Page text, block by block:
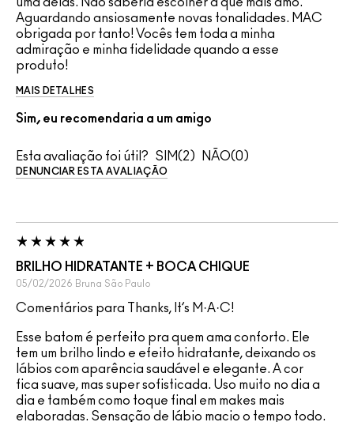
Aguardando ansiosamente novas tonalidades. MAC
obrigada por tanto! Vocês tem toda a minha
admiração e minha fidelidade quando a esse
produto!
MAIS DETALHES
Sim, eu recomendaria a um amigo
Esta avaliação foi útil? 2 0
DENUNCIAR ESTA AVALIAÇÃO
BRILHO HIDRATANTE + BOCA CHIQUE
05/02/2026 Bruna São Paulo
Comentários para Thanks, It’s M·A·C!
Esse batom é perfeito pra quem ama conforto. Ele
tem um brilho lindo e efeito hidratante, deixando os
lábios com aparência saudável e elegante. A cor
fica suave, mas super sofisticada. Uso muito no dia a
dia e também como toque final em makes mais
elaboradas. Sensação de lábio macio o tempo todo.